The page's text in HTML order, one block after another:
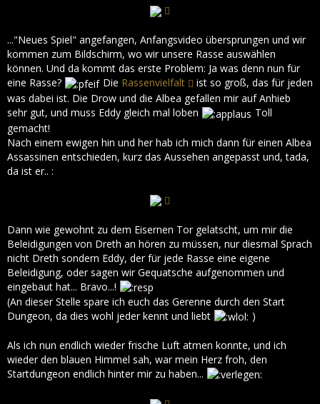
..."Neues Spiel" angefangen, Anfangsvideo übersprungen und wir
kommen zum Bildschirm, wo wir unsere Rasse auswählen
können. Und da kommt das erste Problem: Ja was denn nun für
eine Rasse?
Die Rassenvielfalt
ist so groß, das für jeden
was dabei ist. Die Drow und die Albea gefallen mir auf Anhieb
sehr gut, und muss Eddy gleich mal loben
Toll
gemacht!
Nach einem ewigen hin und her hab ich mich dann für einen Albea
Assassinen entschieden, kurz das Aussehen angepasst und, tada,
da ist er.. :
Dann wie gewohnt zu dem Eisernen Tor gelatscht, um mir die
Beleidigungen von Dreth an hören zu müssen, nur diesmal Sprach
nicht Dreth sondern Eddy, der für jede Rasse eine eigene
Beleidigung, oder sagen wir Gequatsche aufgenommen und
eingebaut hat... Bravo...!
(An dieser Stelle spare ich euch das Gerenne durch den Start
Dungeon, da dies wohl jeder kennt und liebt
)
Als ich nun endlich wieder frische Luft atmen konnte, und ich
wieder den blauen Himmel sah, war mein Herz froh, den
Startdungeon endlich hinter mir zu haben...